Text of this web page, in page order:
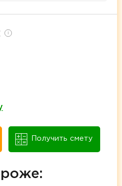
i
Получить смету